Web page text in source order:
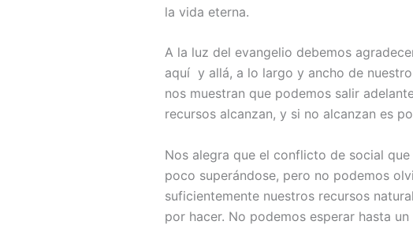
la vida eterna.
A la luz del evangelio debemos
aquí y allá, a lo largo y ancho de
nos muestran que podemos salir
recursos alcanzan, y si no alcanzan es
Nos alegra que el conflicto de social
poco superándose, pero no podemos
suficientemente nuestros recursos
por hacer. No podemos esperar hasta